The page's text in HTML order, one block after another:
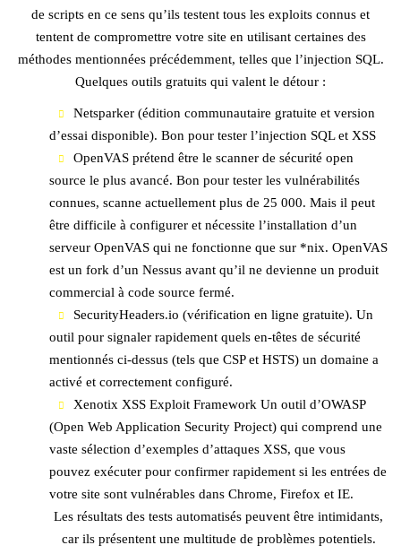
de scripts en ce sens qu’ils testent tous les exploits connus et
tentent de compromettre votre site en utilisant certaines des
méthodes mentionnées précédemment, telles que l’injection SQL.
Quelques outils gratuits qui valent le détour :
Netsparker (édition communautaire gratuite et version
d’essai disponible). Bon pour tester l’injection SQL et XSS
OpenVAS prétend être le scanner de sécurité open
source le plus avancé. Bon pour tester les vulnérabilités
connues, scanne actuellement plus de 25 000. Mais il peut
être difficile à configurer et nécessite l’installation d’un
serveur OpenVAS qui ne fonctionne que sur *nix. OpenVAS
est un fork d’un Nessus avant qu’il ne devienne un produit
commercial à code source fermé.
SecurityHeaders.io (vérification en ligne gratuite). Un
outil pour signaler rapidement quels en-têtes de sécurité
mentionnés ci-dessus (tels que CSP et HSTS) un domaine a
activé et correctement configuré.
Xenotix XSS Exploit Framework Un outil d’OWASP
(Open Web Application Security Project) qui comprend une
vaste sélection d’exemples d’attaques XSS, que vous
pouvez exécuter pour confirmer rapidement si les entrées de
votre site sont vulnérables dans Chrome, Firefox et IE.
Les résultats des tests automatisés peuvent être intimidants,
car ils présentent une multitude de problèmes potentiels.